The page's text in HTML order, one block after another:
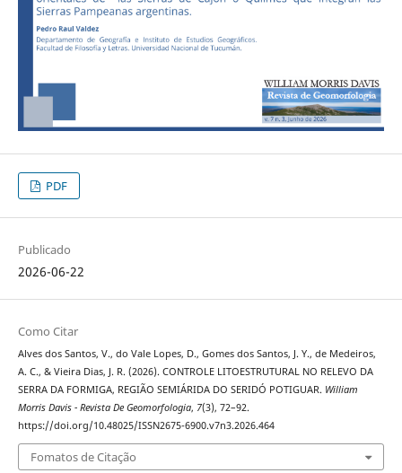
PDF
Publicado
2026-06-22
Como Citar
Alves dos Santos, V., do Vale Lopes, D., Gomes dos Santos, J. Y., de Medeiros,
A. C., & Vieira Dias, J. R. (2026). CONTROLE LITOESTRUTURAL NO RELEVO DA
SERRA DA FORMIGA, REGIÃO SEMIÁRIDA DO SERIDÓ POTIGUAR. William
Morris Davis - Revista De Geomorfologia, 7(3), 72–92.
https://doi.org/10.48025/ISSN2675-6900.v7n3.2026.464
Fomatos de Citação